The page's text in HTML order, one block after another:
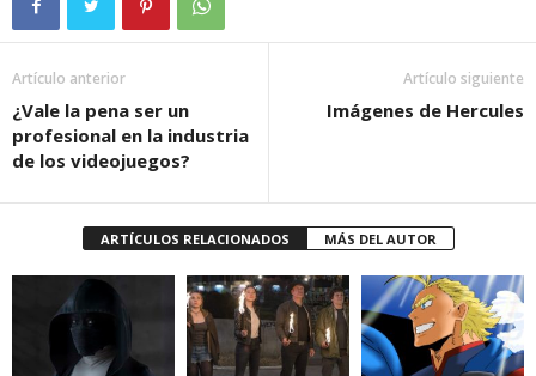
Artículo anterior
¿Vale la pena ser un
profesional en la industria
de los videojuegos?
Artículo siguiente
Imágenes de Hercules
ARTÍCULOS RELACIONADOS MÁS DEL AUTOR